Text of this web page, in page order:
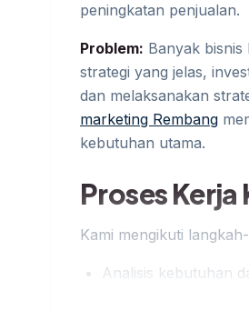
peningkatan penjualan.
Problem: Banyak bisnis
strategi yang jelas,
dan melaksanakan
marketing Rembang
kebutuhan utama.
Proses Kerja
Kami mengikuti
Analisis kebutuhan